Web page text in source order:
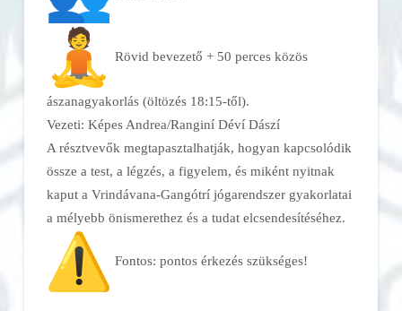
Rövid bevezető + 50 perces közös
ászanagyakorlás (öltözés 18:15-től).
Vezeti: Képes Andrea/Ranginí Déví Dászí
A résztvevők megtapasztalhatják, hogyan kapcsolódik
össze a test, a légzés, a figyelem, és miként nyitnak
kaput a Vrindávana-Gangótrí jógarendszer gyakorlatai
a mélyebb önismerethez és a tudat elcsendesítéséhez.
Fontos: pontos érkezés szükséges!